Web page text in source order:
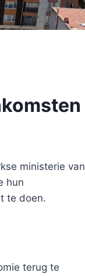
ministerie van
hun
te doen.
terug te